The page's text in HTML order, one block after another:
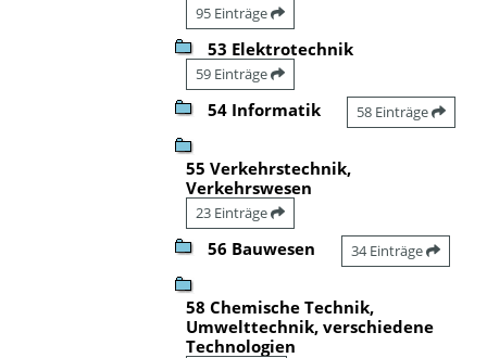
95 Einträge
53 Elektrotechnik
59 Einträge
54 Informatik 58 Einträge
55 Verkehrstechnik,
Verkehrswesen
23 Einträge
56 Bauwesen 34 Einträge
58 Chemische Technik,
Umwelttechnik, verschiedene
Technologien